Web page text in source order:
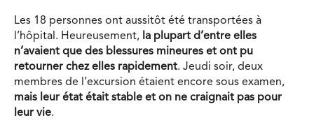
Les 18 personnes ont aussitôt été transportées à
l’hôpital. Heureusement, la plupart d’entre elles
n’avaient que des blessures mineures et ont pu
retourner chez elles rapidement. Jeudi soir, deux
membres de l’excursion étaient encore sous examen,
mais leur état était stable et on ne craignait pas pour
leur vie.